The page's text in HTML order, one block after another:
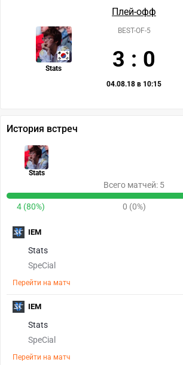
Плей-офф
Stats
BEST-OF-5
3 : 0
04.08.18 в 10:15
История встреч
Stats
Всего матчей: 5
4 (80%) 0 (0%)
Stats
SpeCial
Перейти на матч
IEM
Stats
SpeCial
Перейти на матч
IEM